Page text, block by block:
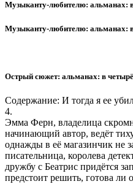
Музыканту-любителю: альманах:
Музыканту-любителю: альманах:
Острый сюжет: альманах: в
Содержание: И тогда я ее
4.
Эмма Ферн, владелица
начинающий автор, ведёт
однажды в её магазинчик не
писательница, королева
дружбу с Беатрис придётся
предстоит решить, готова ли